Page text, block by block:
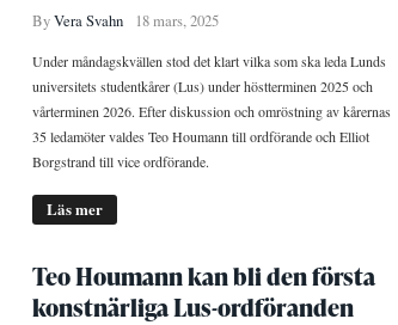
ByVera Svahn 18 mars, 2025
Under måndagskvällen stod det klart vilka som ska leda Lunds
universitets studentkårer (Lus) under höstterminen 2025 och
vårterminen 2026. Efter diskussion och omröstning av kårernas
35 ledamöter valdes Teo Houmann till ordförande och Elliot
Borgstrand till vice ordförande.
Läs mer
Teo Houmann kan bli den första
konstnärliga Lus-ordföranden